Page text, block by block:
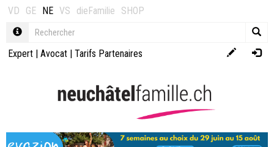
VD GE NE VS dieFamilie SHOP
Expert | Avocat | Tarifs Partenaires